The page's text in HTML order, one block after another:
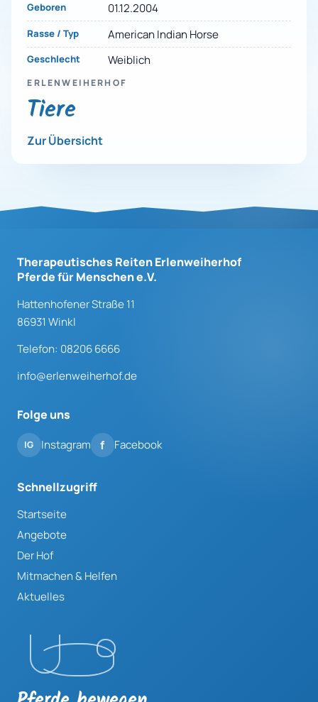
Geboren 01.12.2004
Rasse / Typ American Indian Horse
Geschlecht Weiblich
ERLENWEIHERHOF
Tiere
Zur Übersicht
Therapeutisches Reiten Erlenweiherhof
Pferde für Menschen e.V.
Hattenhofener Straße 11
86931 Winkl
Telefon: 08206 6666
info@erlenweiherhof.de
Folge uns
Instagram Facebook
Schnellzugriff
Startseite
Angebote
Der Hof
Mitmachen & Helfen
Aktuelles